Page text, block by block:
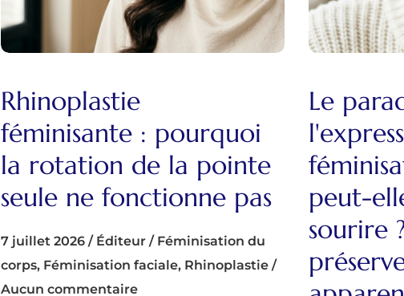
Rhinoplastie
féminisante : pourquoi
la rotation de la pointe
seule ne fonctionne pas
7 juillet 2026 / Éditeur / Féminisation du
corps, Féminisation faciale, Rhinoplastie /
Aucun commentaire
Le
peut-
sourire